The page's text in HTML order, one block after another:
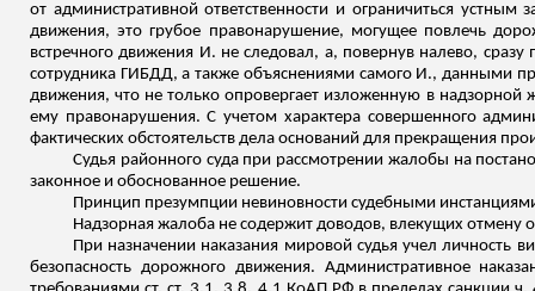
от административной ответственности и ограничиться
движения, это грубое правонарушение, могущее повлечь
встречного движения И. не следовал, а, повернув налево,
сотрудника ГИБДД, а также объяснениями самого И., данными
движения, что не только опровергает изложенную в
ему правонарушения. С учетом характера совершенного
фактических обстоятельств дела оснований для прекращения
Судья районного суда при рассмотрении жалобы на
законное и обоснованное решение.
Принцип презумпции невиновности судебными
Надзорная жалоба не содержит доводов, влекущих отмену
При назначении наказания мировой судья учел личность
безопасность дорожного движения. Административное